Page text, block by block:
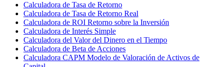
Calculadora de Tasa de Retorno
Calculadora de Tasa de Retorno Real
Calculadora de ROI Retorno sobre la Inversión
Calculadora de Interés Simple
Calculadora del Valor del Dinero en el Tiempo
Calculadora de Beta de Acciones
Calculadora CAPM Modelo de Valoración de Activos de